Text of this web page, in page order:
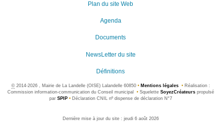
Plan du site Web
Agenda
Documents
NewsLetter du site
Définitions
©2014-2026 , Mairie de La Landelle (OISE) Lalandelle 60850 • Mentions légales • Réalisation :
Commission information-communication du Conseil municipal
•Squelette SoyezCréateurspropulsé
par SPIP •Déclaration CNIL nº dispense de déclaration N°7
Dernière mise à jour du site : jeudi 6 août 2026